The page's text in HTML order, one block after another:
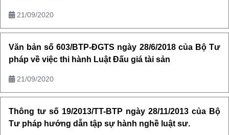
21/09/2020
Văn bản số 603/BTP-ĐGTS ngày 28/6/2018 của Bộ Tư
pháp về việc thi hành Luật Đấu giá tài sản
21/09/2020
Thông tư số 19/2013/TT-BTP ngày 28/11/2013 của Bộ
Tư pháp hướng dẫn tập sự hành nghề luật sư.